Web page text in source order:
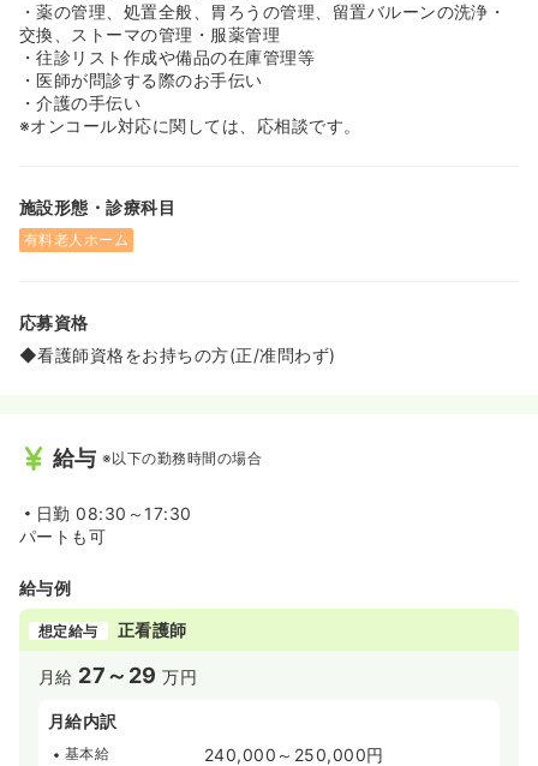
・薬の管理、処置全般、胃ろうの管理、留置バルーンの洗浄・
交換、ストーマの管理・服薬管理
・往診リスト作成や備品の在庫管理等
・医師が問診する際のお手伝い
・介護の手伝い
※オンコール対応に関しては、応相談です。
施設形態・診療科目
有料老人ホーム
応募資格
◆看護師資格をお持ちの方(正/准問わず)
給与 ※以下の勤務時間の場合
日勤 08:30～17:30
パートも可
給与例
想定給与 正看護師
月給 27～29 万円
月給内訳
基本給 240,000～250,000円